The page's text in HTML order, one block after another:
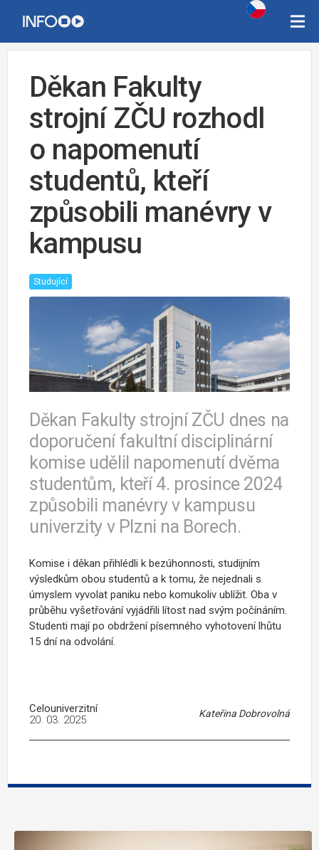
Děkan Fakulty
strojní ZČU rozhodl
o napomenutí
studentů, kteří
způsobili manévry v
kampusu
Studující
Děkan Fakulty strojní ZČU dnes na
doporučení fakultní disciplinární
komise udělil napomenutí dvěma
studentům, kteří 4. prosince 2024
způsobili manévry v kampusu
univerzity v Plzni na Borech.
Komise i děkan přihlédli k bezúhonnosti, studijním
výsledkům obou studentů a k tomu, že nejednali s
úmyslem vyvolat paniku nebo komukoliv ublížit. Oba v
průběhu vyšetřování vyjádřili lítost nad svým počínáním.
Studenti mají po obdržení písemného vyhotovení lhůtu
15 dní na odvolání.
Celouniverzitní Kateřina Dobrovolná
20. 03. 2025